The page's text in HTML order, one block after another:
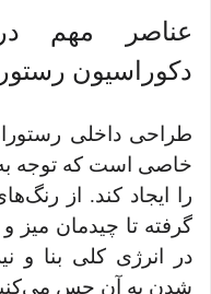
عناصر مهم
دکوراسیون
طراحی داخلی
خاصی است که توجه به
را ایجاد کند. از
گرفته تا چیدمان میز
در انرژی کلی بنا و
شدن به آن حس